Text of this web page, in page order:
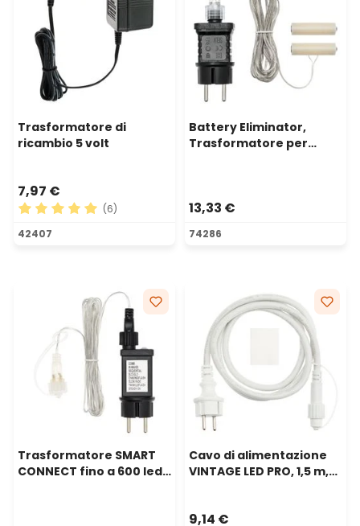
Trasformatore di
ricambio 5 volt
7,97 €
Valutazione media di 5 su 5 stelle
(6)
42407
Battery Eliminator,
Trasformatore per
13,33 €
74286
Trasformatore SMART
CONNECT fino a 600 led,
Cavo di alimentazione
VINTAGE LED PRO, 1,5 m,
9,14 €